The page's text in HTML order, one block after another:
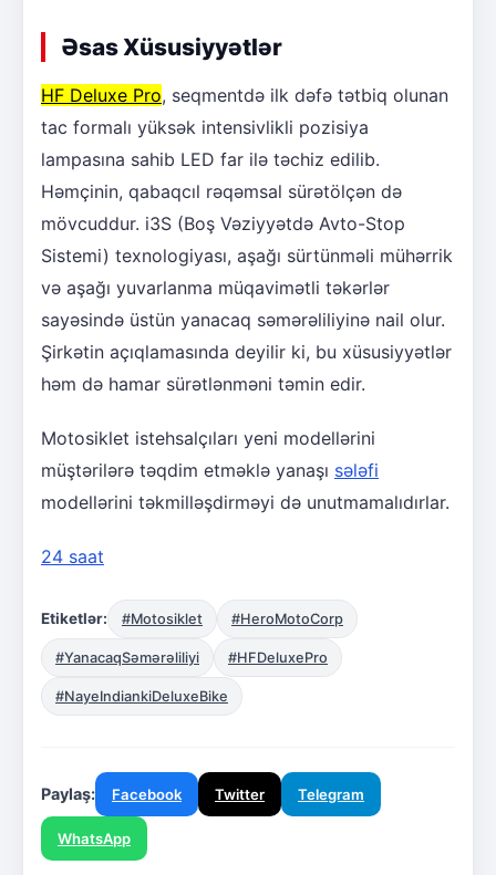
Əsas Xüsusiyyətlər
HF Deluxe Pro, seqmentdə ilk dəfə tətbiq olunan
tac formalı yüksək intensivlikli pozisiya
lampasına sahib LED far ilə təchiz edilib.
Həmçinin, qabaqcıl rəqəmsal sürətölçən də
mövcuddur. i3S (Boş Vəziyyətdə Avto-Stop
Sistemi) texnologiyası, aşağı sürtünməli mühərrik
və aşağı yuvarlanma müqavimətli təkərlər
sayəsində üstün yanacaq səmərəliliyinə nail olur.
Şirkətin açıqlamasında deyilir ki, bu xüsusiyyətlər
həm də hamar sürətlənməni təmin edir.
Motosiklet istehsalçıları yeni modellərini
müştərilərə təqdim etməklə yanaşı sələfi
modellərini təkmilləşdirməyi də unutmamalıdırlar.
24 saat
Etiketlər: #Motosiklet #HeroMotoCorp
#YanacaqSəmərəliliyi #HFDeluxePro
#NayeIndiankiDeluxeBike
Paylaş: Facebook Twitter Telegram
WhatsApp